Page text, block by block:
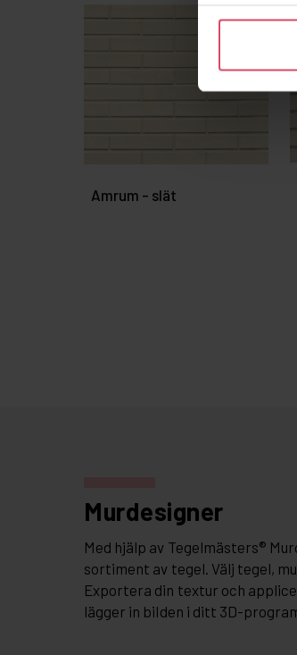
Amrum - slät
Murdesigner
Med hjälp av Tegelmästers®
sortiment av tegel. Välj tegel,
Exportera din textur och
lägger in bilden i ditt 3D-